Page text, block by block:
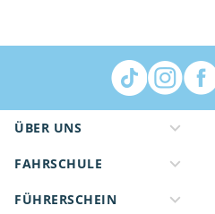
ÜBER UNS
FAHRSCHULE
FÜHRERSCHEIN